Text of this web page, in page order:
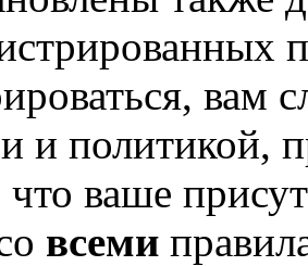
вам
и политикой,
ваше
всеми